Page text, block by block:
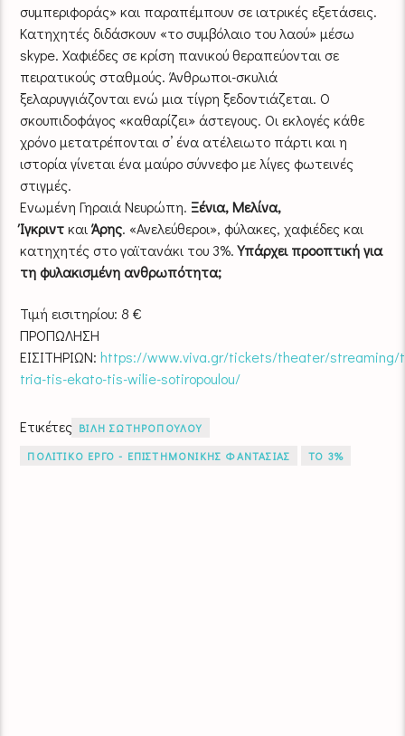
συμπεριφοράς» και παραπέμπουν σε ιατρικές εξετάσεις.
Κατηχητές διδάσκουν «το συμβόλαιο του λαού» μέσω
skype. Χαφιέδες σε κρίση πανικού θεραπεύονται σε
πειρατικούς σταθμούς. Άνθρωποι-σκυλιά
ξελαρυγγιάζονται ενώ μια τίγρη ξεδοντιάζεται. Ο
σκουπιδοφάγος «καθαρίζει» άστεγους. Οι εκλογές κάθε
χρόνο μετατρέπονται σ’ ένα ατέλειωτο πάρτι και η
ιστορία γίνεται ένα μαύρο σύννεφο με λίγες φωτεινές
στιγμές.
Ενωμένη Γηραιά Νευρώπη. Ξένια, Μελίνα,
Ίγκριντκαι Άρης. «Ανελεύθεροι», φύλακες, χαφιέδες και
κατηχητές στο γαϊτανάκι του 3%.Υπάρχει προοπτική για
τη φυλακισμένη ανθρωπότητα;
Τιμή εισιτηρίου: 8 €
ΠΡΟΠΩΛΗΣΗ
ΕΙΣΙΤΗΡΙΩΝ:https://www.viva.gr/tickets/theater/streaming/
tria-tis-ekato-tis-wilie-sotiropoulou/
Ετικέτες ΒΙΛΗ ΣΩΤΗΡΟΠΟΥΛΟΥ
ΠΟΛΙΤΙΚΟ ΕΡΓΟ - ΕΠΙΣΤΗΜΟΝΙΚΗΣ ΦΑΝΤΑΣΙΑΣ
ΤΟ 3%